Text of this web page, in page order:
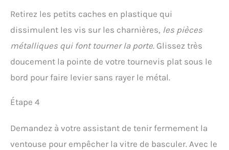
de jardinage pour femmes
réduire la fatigue et
permettent de les utiliser
Fahrenheit,
Lunettes-masque de
protection oculaire
Retirez les petits caches en plastique qui
dissimulent les vis sur les charnières, les pièces
métalliques qui font tourner la porte. Glissez très
doucement la pointe de votre tournevis plat sous le
bord pour faire levier sans rayer le métal.
Étape 4
Demandez à votre assistant de tenir fermement la
ventouse pour empêcher la vitre de basculer. Avec le